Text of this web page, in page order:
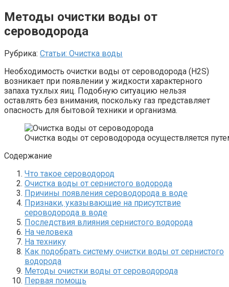
Методы очистки воды от
сероводорода
Рубрика: Статьи: Очистка воды
Необходимость очистки воды от сероводорода (H2S)
возникает при появлении у жидкости характерного
запаха тухлых яиц. Подобную ситуацию нельзя
оставлять без внимания, поскольку газ представляет
опасность для бытовой техники и организма.
Очистка воды от сероводорода осуществляется
Содержание
Что такое сероводород
Очистка воды от сернистого водорода
Причины появления сероводорода в воде
Признаки, указывающие на присутствие
сероводорода в воде
Последствия влияния сернистого водорода
На человека
На технику
Как подобрать систему очистки воды от сернистого
водорода
Методы очистки воды от сероводорода
Первая помощь